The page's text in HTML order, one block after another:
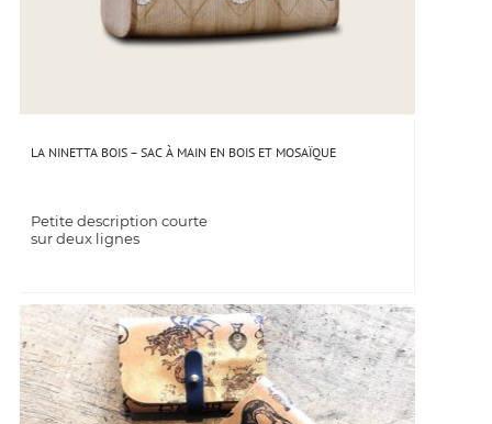
LA NINETTA BOIS – SAC À MAIN EN BOIS ET MOSAÏQUE
Petite description courte
sur deux lignes